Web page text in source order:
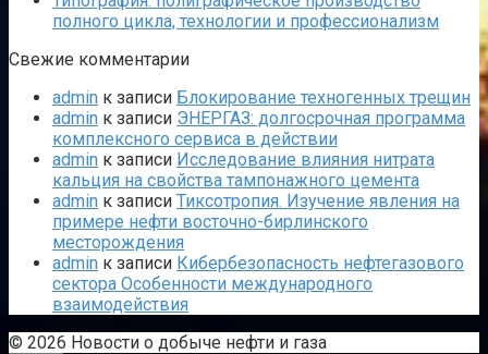
полного цикла, технологии и профессионализм
Свежие комментарии
admin к записи Блокирование техногенных трещин
admin к записи ЭНЕРГАЗ: долгосрочная программа
комплексного сервиса в действии
admin к записи Исследование влияния нитрата
кальция на свойства тампонажного цемента
admin к записи Тиксотропия. Изучение явления на
примере нефти восточно-бирлинского
месторождения
admin к записи Кибербезопасность нефтегазового
сектора Особенности международного
взаимодействия
© 2026 Новости о добыче нефти и газа